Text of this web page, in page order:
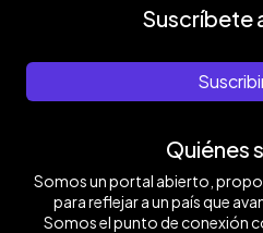
Suscríbete
Quiénes
Somos un portal abierto,
para reflejar a un país que
Somos el punto de conexión